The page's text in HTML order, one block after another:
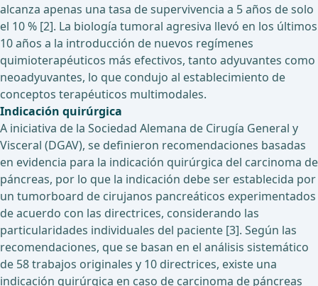
alcanza apenas una tasa de supervivencia a 5 años de solo
el 10 % [2]. La biología tumoral agresiva llevó en los últimos
10 años a la introducción de nuevos regímenes
quimioterapéuticos más efectivos, tanto adyuvantes como
neoadyuvantes, lo que condujo al establecimiento de
conceptos terapéuticos multimodales.
Indicación quirúrgica
A iniciativa de la Sociedad Alemana de Cirugía General y
Visceral (DGAV), se definieron recomendaciones basadas
en evidencia para la indicación quirúrgica del carcinoma de
páncreas, por lo que la indicación debe ser establecida por
un tumorboard de cirujanos pancreáticos experimentados
de acuerdo con las directrices, considerando las
particularidades individuales del paciente [3]. Según las
recomendaciones, que se basan en el análisis sistemático
de 58 trabajos originales y 10 directrices, existe una
indicación quirúrgica en caso de carcinoma de páncreas